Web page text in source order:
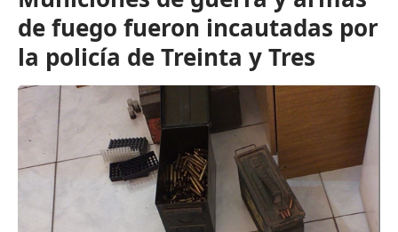
de fuego fueron incautadas por
la policía de Treinta y Tres